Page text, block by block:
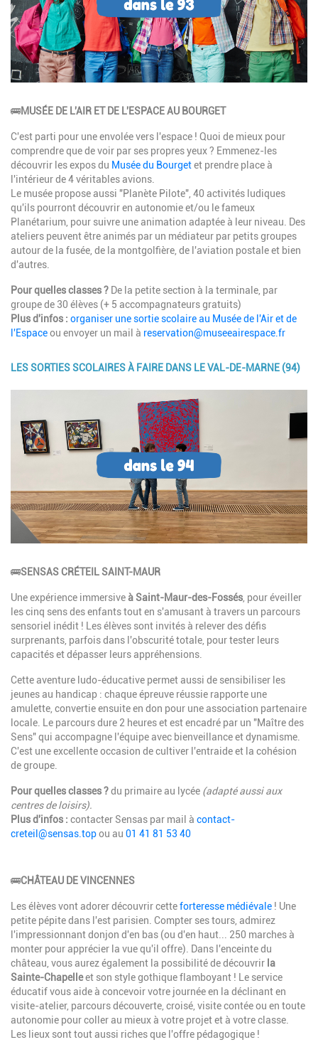
Description
🚌MUSÉE DE L'AIR ET DE L'ESPACE AU BOURGET
C'est parti pour une envolée vers l'espace ! Quoi de mieux pour
comprendre que de voir par ses propres yeux ? Emmenez-les
découvrir les expos du Musée du Bourgetet prendre place à
l'intérieur de 4 véritables avions.
Le musée propose aussi "Planète Pilote", 40 activités ludiques
qu'ils pourront découvrir en autonomie et/ou le fameux
Planétarium, pour suivre une animation adaptée à leur niveau. Des
ateliers peuvent être animés par un médiateur par petits groupes
autour de la fusée, de la montgolfière, de l'aviation postale et bien
d'autres.
Pour quelles classes ? De la petite section à la terminale, par
groupe de 30 élèves (+ 5 accompagnateurs gratuits)
Plus d'infos : organiser une sortie scolaire au Musée de l'Air et de
l'Espaceou envoyer un mail à reservation@museeairespace.fr
LES SORTIES SCOLAIRES À FAIRE DANS LE VAL-DE-MARNE (94)
Description
🚌SENSAS CRÉTEIL SAINT-MAUR
Une expérience immersiveà Saint-Maur-des-Fossés , pour éveiller
les cinq sens des enfants tout en s'amusant à travers un parcours
sensoriel inédit ! Les élèves sont invités à relever des défis
surprenants, parfois dans l'obscurité totale, pour tester leurs
capacités et dépasser leurs appréhensions.
Cette aventure ludo-éducative permet aussi de sensibiliser les
jeunes au handicap : chaque épreuve réussie rapporte une
amulette, convertie ensuite en don pour une association partenaire
locale. Le parcours dure 2 heures et est encadré par un "Maître des
Sens" qui accompagne l'équipe avec bienveillance et dynamisme.
C'est une excellente occasion de cultiver l'entraide et la cohésion
de groupe.
Pour quelles classes ?du primaire au lycée (adapté aussi aux
centres de loisirs).
Plus d'infos : contacter Sensas par mail à contact-
creteil@sensas.topou au 01 41 81 53 40
Description
🚌CHÂTEAU DE VINCENNES
Les élèves vont adorer découvrir cetteforteresse médiévale ! Une
petite pépite dans l'est parisien. Compter ses tours, admirez
l'impressionnant donjon d'en bas (ou d'en haut... 250 marches à
monter pour apprécier la vue qu'il offre). Dans l'enceinte du
château, vous aurez également la possibilité de découvrir la
Sainte-Chapelleet son style gothique flamboyant ! Le service
éducatif vous aide à concevoir votre journée en la déclinant en
visite-atelier, parcours découverte, croisé, visite contée ou en toute
autonomie pour coller au mieux à votre projet et à votre classe.
Les lieux sont tout aussi riches que l'offre pédagogique !